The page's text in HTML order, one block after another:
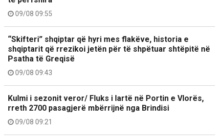
09/08 09:55
“Skifteri” shqiptar që hyri mes flakëve, historia e
shqiptarit që rrezikoi jetën për të shpëtuar shtëpitë në
Psatha të Greqisë
09/08 09:43
Kulmi i sezonit veror/ Fluks i lartë në Portin e Vlorës,
rreth 2700 pasagjerë mbërrijnë nga Brindisi
09/08 09:21